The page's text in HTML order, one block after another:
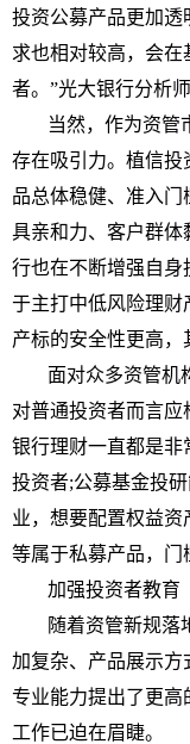
投资公募产品更加透
求也相对较高，会在
者。”光大银行分析
当然，作为资管
存在吸引力。植信投
品总体稳健、准入门
具亲和力、客户群体
行也在不断增强自身
于主打中低风险理财
产标的安全性更高，
面对众多资管机
对普通投资者而言应
银行理财一直都是非
投资者;公募基金投
业，想要配置权益
等属于私募产品，门
加强投资者教育
随着资管新规落
加复杂、产品展示方
专业能力提出了更高
工作已迫在眉睫。